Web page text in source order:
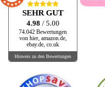
SEHR GUT
4.98 / 5.00
74.042 Bewertungen
von hier, amazon.de,
ebay.de, co.uk
Hinweis zu den Bewertungen